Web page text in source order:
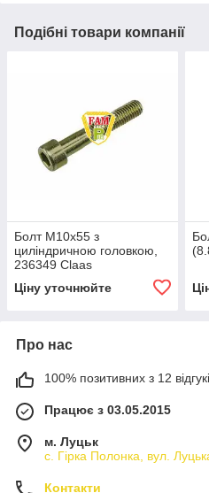
Подібні товари компанії
Болт М10х55 з
циліндричною головкою,
236349 Claas
Ціну уточнюйте
Про нас
100% позитивних з 12
Працює з 03.05.2015
м. Луцьк
с. Гірка Полонка, вул.
Контакти